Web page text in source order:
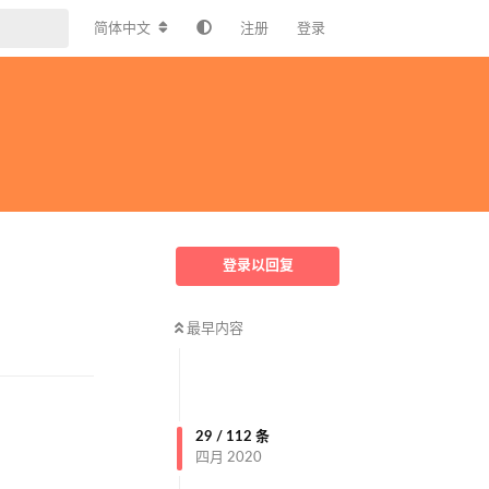
简体中文 注册 登录
登录以回复
最早内容
29 / 112 条
四月 2020